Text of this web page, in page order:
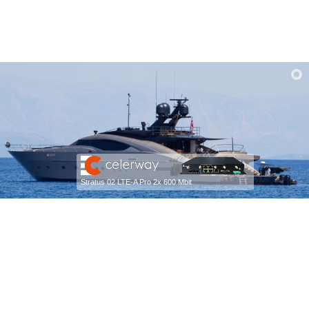
Stratus 02 LTE-A Pro 2x 600 Mbit